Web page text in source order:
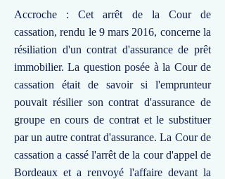
Accroche : Cet arrêt de la Cour de
cassation, rendu le 9 mars 2016, concerne la
résiliation d'un contrat d'assurance de prêt
immobilier. La question posée à la Cour de
cassation était de savoir si l'emprunteur
pouvait résilier son contrat d'assurance de
groupe en cours de contrat et le substituer
par un autre contrat d'assurance. La Cour de
cassation a cassé l'arrêt de la cour d'appel de
Bordeaux et a renvoyé l'affaire devant la